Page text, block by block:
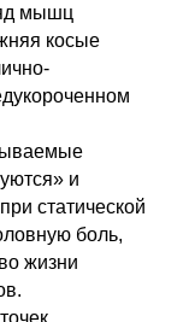
мышц
косые
и
статической
боль,
жизни